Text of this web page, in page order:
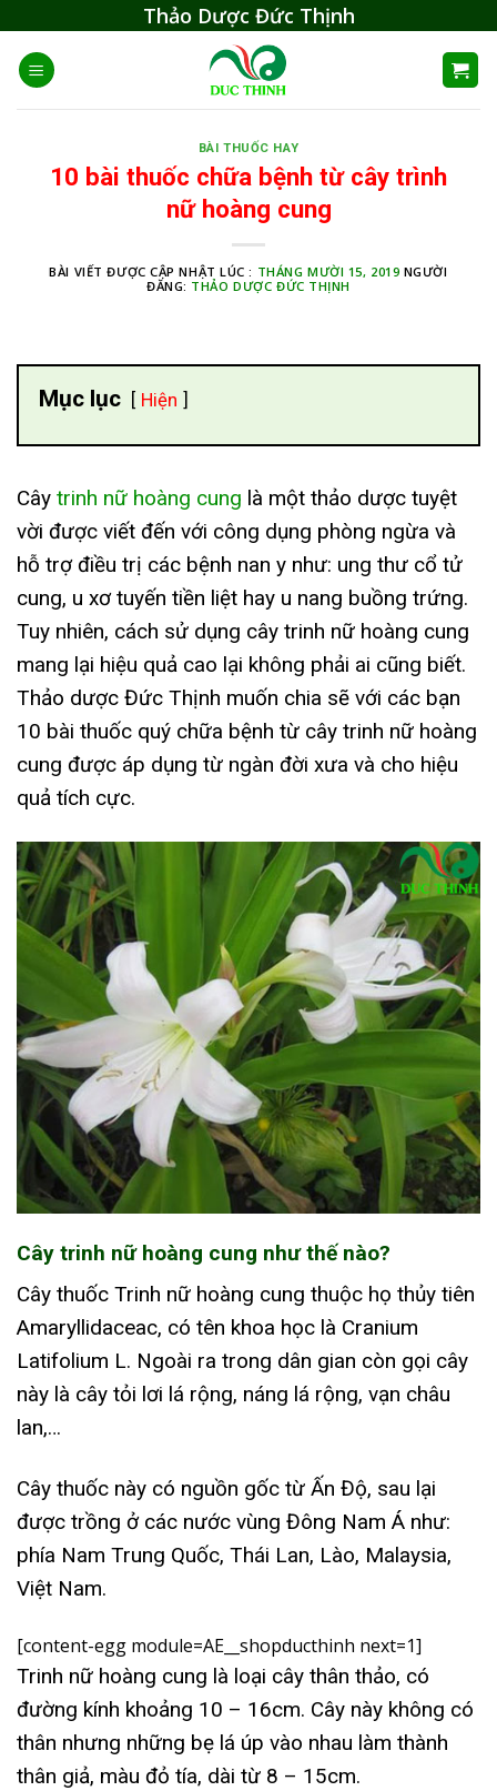
content
Thảo Dược Đức Thịnh
BÀI THUỐC HAY
10 bài thuốc chữa bệnh từ cây trình
nữ hoàng cung
BÀI VIẾT ĐƯỢC CẬP NHẬT LÚC : THÁNG MƯỜI 15, 2019 NGƯỜI
ĐĂNG: THẢO DƯỢC ĐỨC THỊNH
Mục lục Hiện
Cây trinh nữ hoàng cung là một thảo dược tuyệt
vời được viết đến với công dụng phòng ngừa và
hỗ trợ điều trị các bệnh nan y như: ung thư cổ tử
cung, u xơ tuyến tiền liệt hay u nang buồng trứng.
Tuy nhiên, cách sử dụng cây trinh nữ hoàng cung
mang lại hiệu quả cao lại không phải ai cũng biết.
Thảo dược Đức Thịnh muốn chia sẽ với các bạn
10 bài thuốc quý chữa bệnh từ cây trinh nữ hoàng
cung được áp dụng từ ngàn đời xưa và cho hiệu
quả tích cực.
Cây trinh nữ hoàng cung như thế nào?
Cây thuốc Trinh nữ hoàng cung thuộc họ thủy tiên
Amaryllidaceac, có tên khoa học là Cranium
Latifolium L. Ngoài ra trong dân gian còn gọi cây
này là cây tỏi lơi lá rộng, náng lá rộng, vạn châu
lan,…
Cây thuốc này có nguồn gốc từ Ấn Độ, sau lại
được trồng ở các nước vùng Đông Nam Á như:
phía Nam Trung Quốc, Thái Lan, Lào, Malaysia,
Việt Nam.
[content-egg module=AE__shopducthinh next=1]
Trinh nữ hoàng cung là loại cây thân thảo, có
đường kính khoảng 10 – 16cm. Cây này không có
thân nhưng những bẹ lá úp vào nhau làm thành
thân giả, màu đỏ tía, dài từ 8 – 15cm.